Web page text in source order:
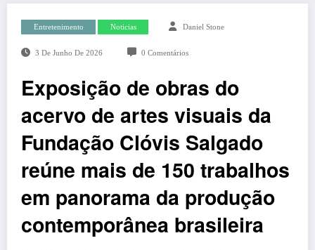
Entretenimento Noticias Daniel Stone
3 De Junho De 2026 0 Comentários
Exposição de obras do
acervo de artes visuais da
Fundação Clóvis Salgado
reúne mais de 150 trabalhos
em panorama da produção
contemporânea brasileira